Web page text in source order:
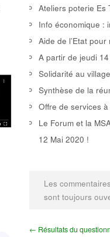
Ateliers poterie Es
Info économique :
Aide de l’Etat
A partir de jeudi
Solidarité au
Synthèse de la
Offre de services à
Le Forum et la
12 Mai 2020 !
Les
sont toujours
← Résultats du